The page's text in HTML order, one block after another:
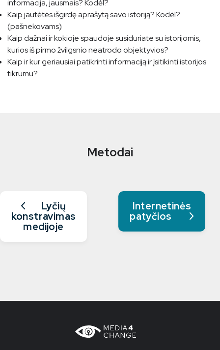
informacija, jausmais? Kodėl?
Kaip jautėtės išgirdę aprašytą savo istoriją? Kodėl?
(pašnekovams)
Kaip dažnai ir kokioje spaudoje susiduriate su istorijomis,
kurios iš pirmo žvilgsnio neatrodo objektyvios?
Kaip ir kur geriausiai patikrinti informaciją ir įsitikinti istorijos
tikrumu?
Metodai
Lyčių
konstravimas
medijoje
Internetinės
patyčios